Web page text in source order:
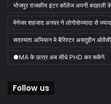
भोजपुर राजकीय इंटर कॉलेज अपनी
मेनेजर शहजाद अनवर ने लोगोसेज्यादा से
सदस्यता अभियान मे बैरिस्टर असदुद्दीन
●MA के छात्र अब सीधे PHD कर सकेंगे.
Follow us